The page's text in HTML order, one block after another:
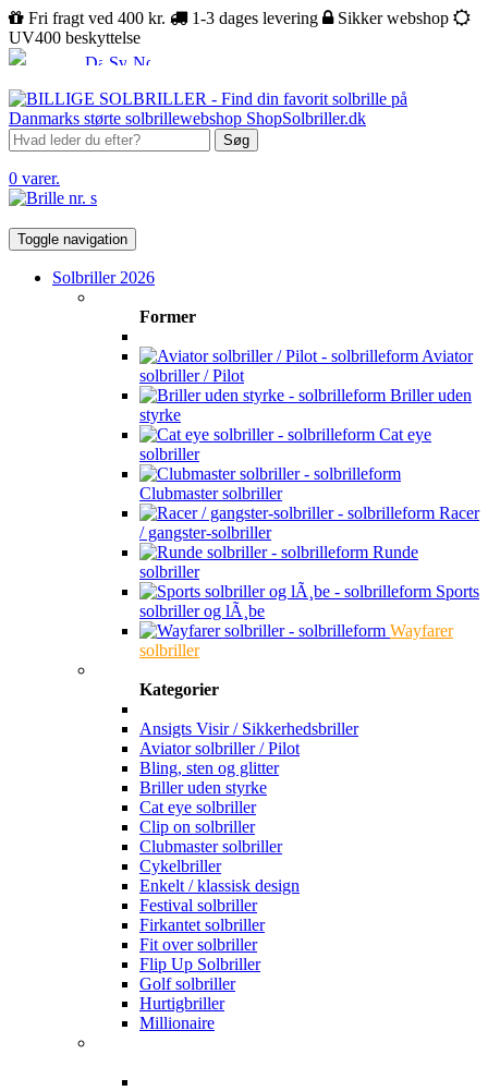
Fri fragt ved 400 kr. 1-3 dages levering
Sikker webshop
UV400 beskyttelse
Søg
0 varer.
Toggle navigation
Solbriller 2026
Former
Aviator
solbriller / Pilot
Briller uden
styrke
Cat eye
solbriller
Clubmaster solbriller
Racer
/ gangster-solbriller
Runde
solbriller
Sports
solbriller og lÃ¸be
Wayfarer
solbriller
Kategorier
Ansigts Visir / Sikkerhedsbriller
Aviator solbriller / Pilot
Bling, sten og glitter
Briller uden styrke
Cat eye solbriller
Clip on solbriller
Clubmaster solbriller
Cykelbriller
Enkelt / klassisk design
Festival solbriller
Firkantet solbriller
Fit over solbriller
Flip Up Solbriller
Golf solbriller
Hurtigbriller
Millionaire